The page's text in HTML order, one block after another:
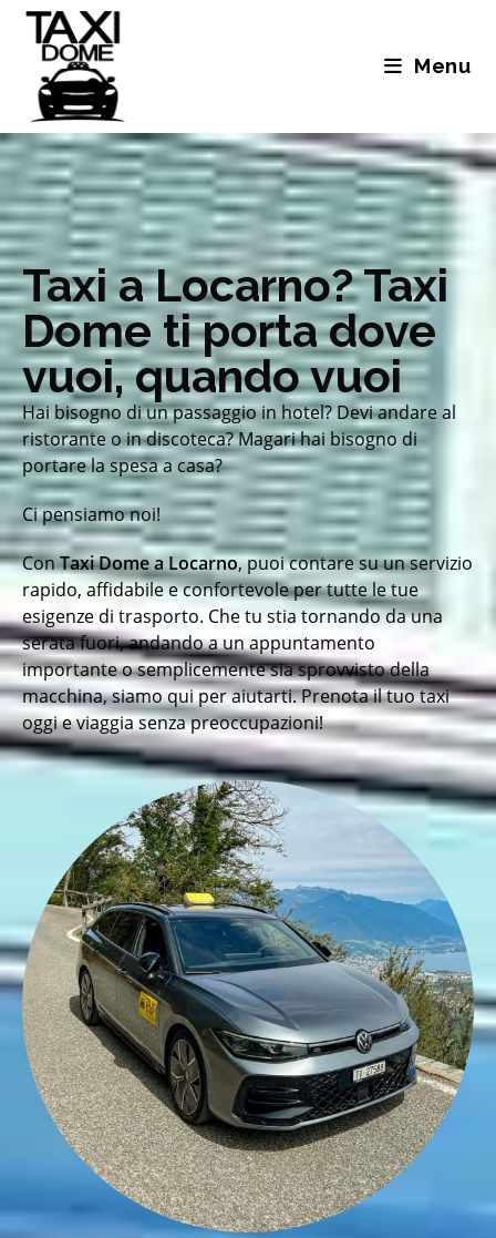
Menu
Taxi a Locarno? Taxi
Dome ti porta dove
vuoi, quando vuoi
Hai bisogno di un passaggio in hotel? Devi andare al
ristorante o in discoteca? Magari hai bisogno di
portare la spesa a casa?
Ci pensiamo noi!
ConTaxi Dome a Locarno, puoi contare su un servizio
rapido, affidabile e confortevole per tutte le tue
esigenze di trasporto. Che tu stia tornando da una
serata fuori, andando a un appuntamento
importante o semplicemente sia sprovvisto della
macchina, siamo qui per aiutarti. Prenota il tuo taxi
oggi e viaggia senza preoccupazioni!